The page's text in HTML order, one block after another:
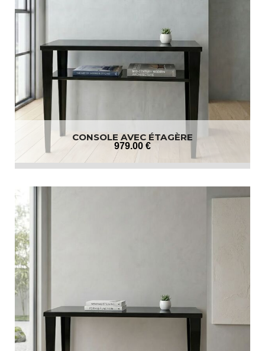
CONSOLE AVEC ÉTAGÈRE
979.00 €